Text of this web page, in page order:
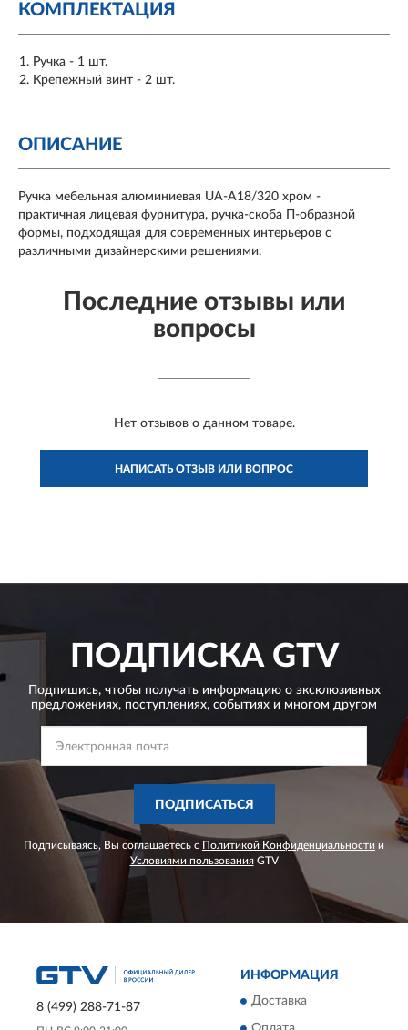
КОМПЛЕКТАЦИЯ
Ручка - 1 шт.
Крепежный винт - 2 шт.
ОПИСАНИЕ
Ручка мебельная алюминиевая UA-A18/320 хром -
практичная лицевая фурнитура, ручка-скоба П-образной
формы, подходящая для современных интерьеров с
различными дизайнерскими решениями.
Последние отзывы или
вопросы
Нет отзывов о данном товаре.
НАПИСАТЬ ОТЗЫВ ИЛИ ВОПРОС
ПОДПИСКАGTV
Подпишись, чтобы получать информацию о эксклюзивных
предложениях, поступлениях, событиях и многом другом
ПОДПИСАТЬСЯ
Подписываясь, Вы соглашаетесь с Политикой Конфиденциальности и
Условиями пользованияGTV
8 (499) 288-71-87
ИНФОРМАЦИЯ
Доставка